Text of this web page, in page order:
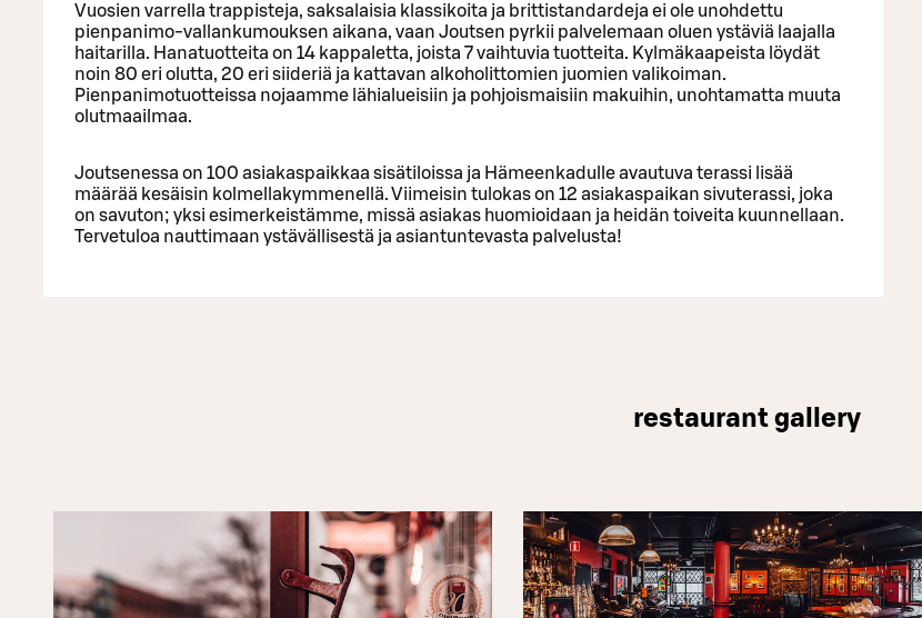
Vuosien varrella trappisteja, saksalaisia klassikoita ja brittistandardeja ei ole unohdettu
pienpanimo-vallankumouksen aikana, vaan Joutsen pyrkii palvelemaan oluen ystäviä laajalla
haitarilla. Hanatuotteita on 14 kappaletta, joista 7 vaihtuvia tuotteita. Kylmäkaapeista löydät
noin 80 eri olutta, 20 eri siideriä ja kattavan alkoholittomien juomien valikoiman.
Pienpanimotuotteissa nojaamme lähialueisiin ja pohjoismaisiin makuihin, unohtamatta muuta
olutmaailmaa.
Joutsenessa on 100 asiakaspaikkaa sisätiloissa ja Hämeenkadulle avautuva terassi lisää
määrää kesäisin kolmellakymmenellä. Viimeisin tulokas on 12 asiakaspaikan sivuterassi, joka
on savuton; yksi esimerkeistämme, missä asiakas huomioidaan ja heidän toiveita kuunnellaan.
Tervetuloa nauttimaan ystävällisestä ja asiantuntevasta palvelusta!
restaurant gallery